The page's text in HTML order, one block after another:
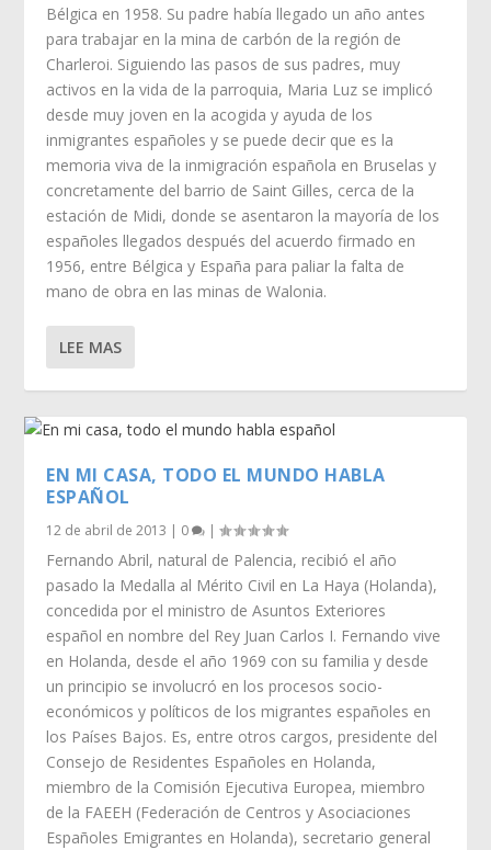
Bélgica en 1958. Su padre había llegado un año antes
para trabajar en la mina de carbón de la región de
Charleroi. Siguiendo las pasos de sus padres, muy
activos en la vida de la parroquia, Maria Luz se implicó
desde muy joven en la acogida y ayuda de los
inmigrantes españoles y se puede decir que es la
memoria viva de la inmigración española en Bruselas y
concretamente del barrio de Saint Gilles, cerca de la
estación de Midi, donde se asentaron la mayoría de los
españoles llegados después del acuerdo firmado en
1956, entre Bélgica y España para paliar la falta de
mano de obra en las minas de Walonia.
LEE MAS
EN MI CASA, TODO EL MUNDO HABLA
ESPAÑOL
12 de abril de 2013 | 0 |
Fernando Abril, natural de Palencia, recibió el año
pasado la Medalla al Mérito Civil en La Haya (Holanda),
concedida por el ministro de Asuntos Exteriores
español en nombre del Rey Juan Carlos I. Fernando vive
en Holanda, desde el año 1969 con su familia y desde
un principio se involucró en los procesos socio-
económicos y políticos de los migrantes españoles en
los Países Bajos. Es, entre otros cargos, presidente del
Consejo de Residentes Españoles en Holanda,
miembro de la Comisión Ejecutiva Europea, miembro
de la FAEEH (Federación de Centros y Asociaciones
Españoles Emigrantes en Holanda), secretario general